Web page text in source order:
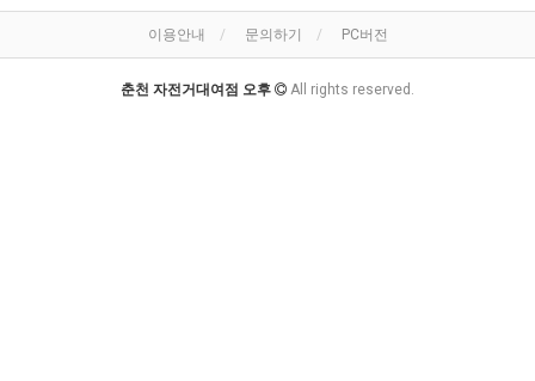
이용안내 문의하기 PC버전
춘천 자전거대여점 오후 All rights reserved.